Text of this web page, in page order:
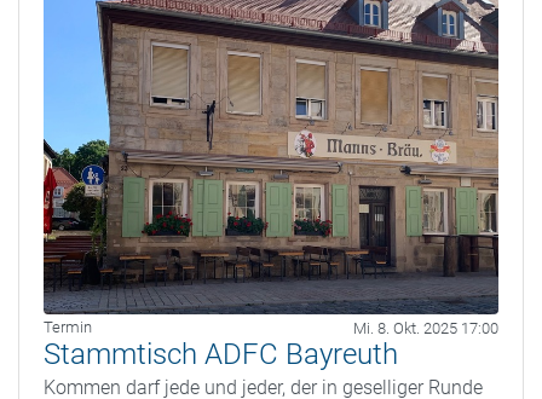
Termin Mi. 8. Okt. 2025 17:00
Stammtisch ADFC Bayreuth
Kommen darf jede und jeder, der in geselliger Runde